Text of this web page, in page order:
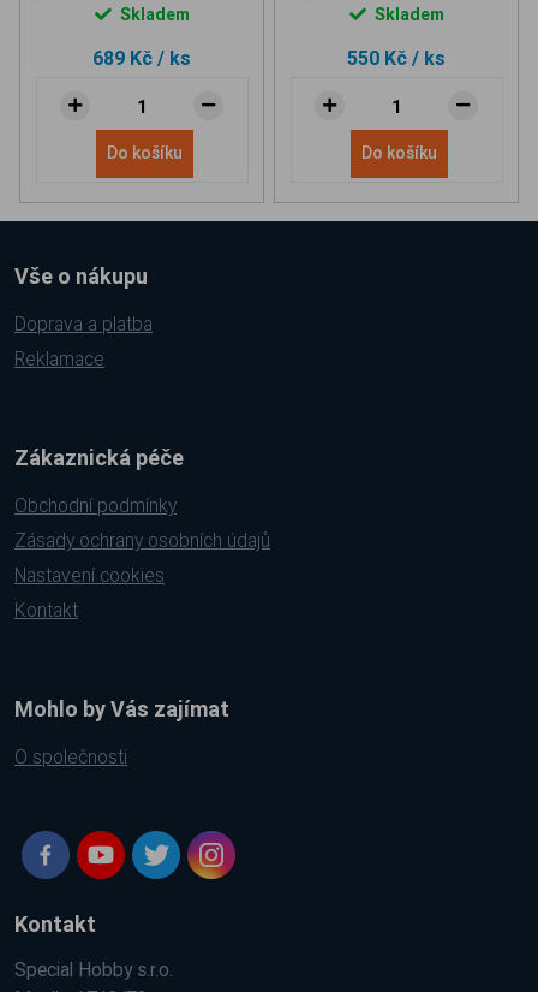
Skladem
689 Kč / ks
Do košíku
Skladem
550 Kč / ks
Do košíku
Vše o nákupu
Doprava a platba
Reklamace
Zákaznická péče
Obchodní podmínky
Zásady ochrany osobních údajů
Nastavení cookies
Kontakt
Mohlo by Vás zajímat
O společnosti
Kontakt
Special Hobby s.r.o.